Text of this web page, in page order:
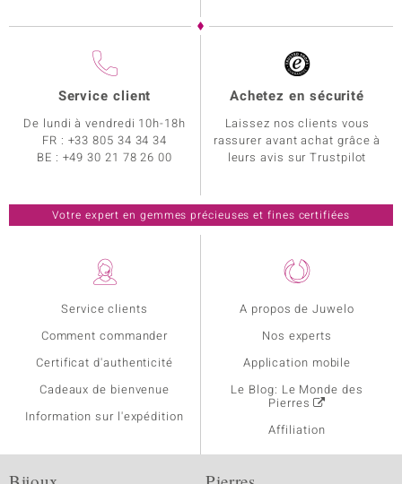
Service clients
Comment commander
Certificat d'authenticité
Cadeaux de bienvenue
Information sur l'expédition
A propos de Juwelo
Nos experts
Application mobile
Le Blog: Le Monde des
Pierres
Affiliation
Service client
De lundi à vendredi 10h-18h
FR : +33 805 34 34 34
BE : +49 30 21 78 26 00
Achetez en sécurité
Laissez nos clients vous
rassurer avant achat grâce à
leurs avis sur Trustpilot
Votre expert en gemmes précieuses et fines certifiées